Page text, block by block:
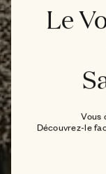
Le
Vous
Découvrez-le